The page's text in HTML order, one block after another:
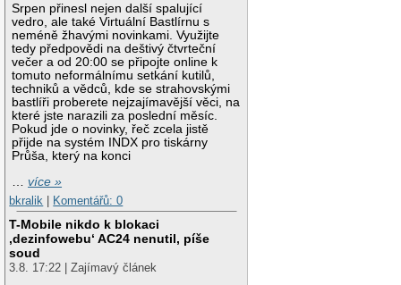
Srpen přinesl nejen další spalující
vedro, ale také Virtuální Bastlírnu s
neméně žhavými novinkami. Využijte
tedy předpovědi na deštivý čtvrteční
večer a od 20:00 se připojte online k
tomuto neformálnímu setkání kutilů,
techniků a vědců, kde se strahovskými
bastlíři proberete nejzajímavější věci, na
které jste narazili za poslední měsíc.
Pokud jde o novinky, řeč zcela jistě
přijde na systém INDX pro tiskárny
Průša, který na konci
…více »
bkralik
Komentářů: 0
T-Mobile nikdo k blokaci
‚dezinfowebu‘ AC24 nenutil, píše
soud
3.8. 17:22 | Zajímavý článek